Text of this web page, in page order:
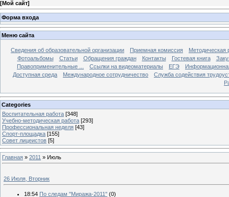
[Мой сайт]
Форма входа
Меню сайта
Сведения об образовательной организации Приемная комиссия
Методическая
Фотоальбомы
Статьи Обращения граждан Контакты Гостевая книга
Правоприменительные ...
Ссылки на видеоматериалы ЕГЭ
Доступная среда
Международное сотрудничество
Служба содействия
Categories
Воспитательная работа [348]
Учебно-методическая работа [293]
Профессиональная неделя [43]
Спорт-площадка [155]
Совет лицеистов [5]
Главная » 2011 » Июль
26 Июля, Вторник
18:54 По следам "Миража-2011" (0)